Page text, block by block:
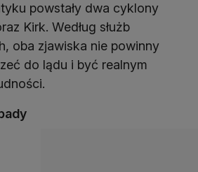
powstały dwa cyklony
Kirk. Według służb
oba zjawiska nie powinny
do lądu i być realnym